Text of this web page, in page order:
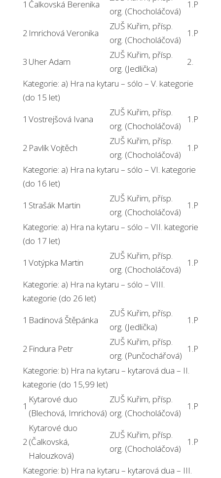
1 Čalkovská Berenika
org. (Chocholáčová)
1.P
2 Imrichová Veronika
ZUŠ Kuřim, přísp.
org. (Chocholáčová)
1.P
3 Uher Adam
ZUŠ Kuřim, přísp.
org. (Jedlička)
2.
Kategorie: a) Hra na kytaru – sólo – V. kategorie
(do 15 let)
1 Vostrejšová Ivana
ZUŠ Kuřim, přísp.
org. (Chocholáčová)
1.P
2 Pavlík Vojtěch
ZUŠ Kuřim, přísp.
org. (Chocholáčová)
1.P
Kategorie: a) Hra na kytaru – sólo – VI. kategorie
(do 16 let)
1 Strašák Martin
ZUŠ Kuřim, přísp.
org. (Chocholáčová)
1.P
Kategorie: a) Hra na kytaru – sólo – VII. kategorie
(do 17 let)
1 Votýpka Martin
ZUŠ Kuřim, přísp.
org. (Chocholáčová)
1.P
Kategorie: a) Hra na kytaru – sólo – VIII.
kategorie (do 26 let)
1 Badinová Štěpánka
ZUŠ Kuřim, přísp.
org. (Jedlička)
1.P
2 Findura Petr
ZUŠ Kuřim, přísp.
org. (Punčochářová)
1.P
Kategorie: b) Hra na kytaru – kytarová dua – II.
kategorie (do 15,99 let)
1
Kytarové duo
(Blechová, Imrichová)
ZUŠ Kuřim, přísp.
org. (Chocholáčová)
1.P
2
Kytarové duo
(Čalkovská,
Halouzková)
ZUŠ Kuřim, přísp.
org. (Chocholáčová)
1.P
Kategorie: b) Hra na kytaru – kytarová dua – III.